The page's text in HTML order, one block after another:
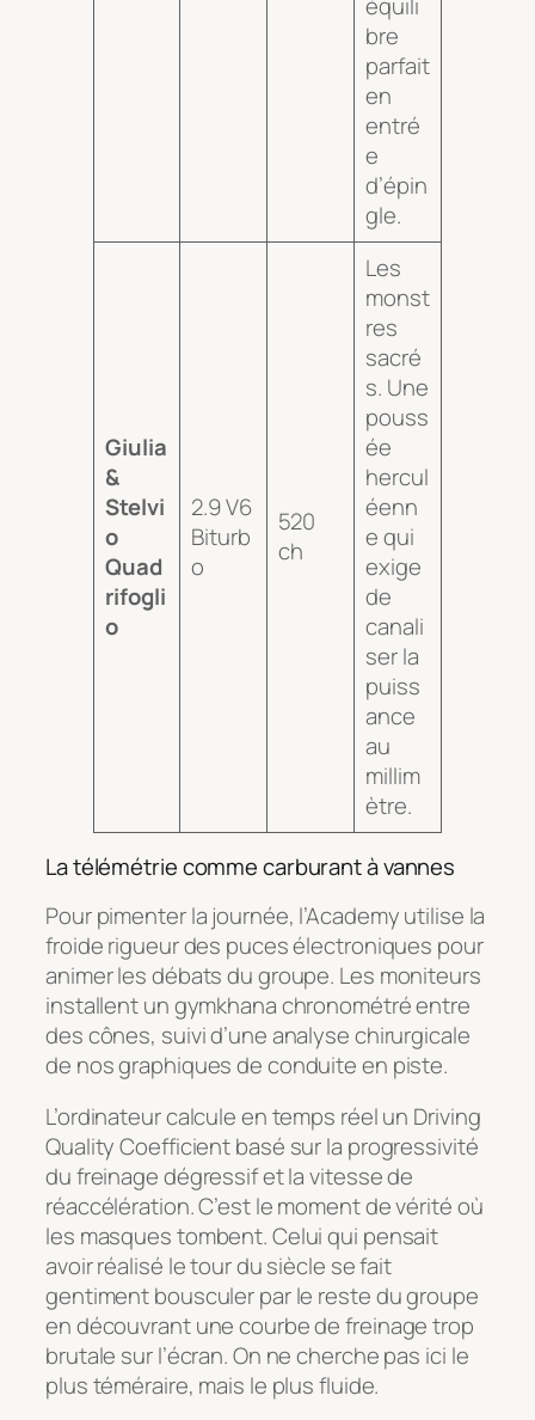
bre
parfait
en
entré
e
d’épin
gle.
Giulia
&
Stelvi
o
Quad
rifogli
o
2.9 V6
Biturb
o
520
ch
Les
monst
res
sacré
s. Une
pouss
ée
hercul
éenn
e qui
exige
de
canali
ser la
puiss
ance
au
millim
ètre.
La télémétrie comme carburant à vannes
Pour pimenter la journée, l’Academy utilise la
froide rigueur des puces électroniques pour
animer les débats du groupe. Les moniteurs
installent un gymkhana chronométré entre
des cônes, suivi d’une analyse chirurgicale
de nos graphiques de conduite en piste.
L’ordinateur calcule en temps réel un Driving
Quality Coefficientbasé sur la progressivité
du freinage dégressif et la vitesse de
réaccélération. C’est le moment de vérité où
les masques tombent. Celui qui pensait
avoir réalisé le tour du siècle se fait
gentiment bousculer par le reste du groupe
en découvrant une courbe de freinage trop
brutale sur l’écran. On ne cherche pas ici le
plus téméraire, mais le plus fluide.